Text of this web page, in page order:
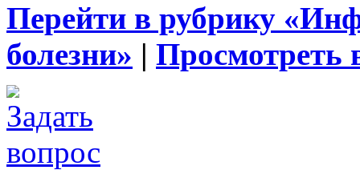
Перейти в рубрику
болезни» | Просмотреть